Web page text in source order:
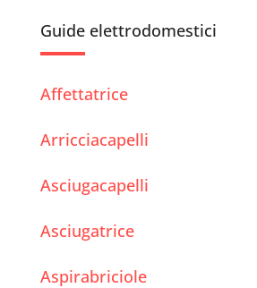
Guide elettrodomestici
Affettatrice
Arricciacapelli
Asciugacapelli
Asciugatrice
Aspirabriciole